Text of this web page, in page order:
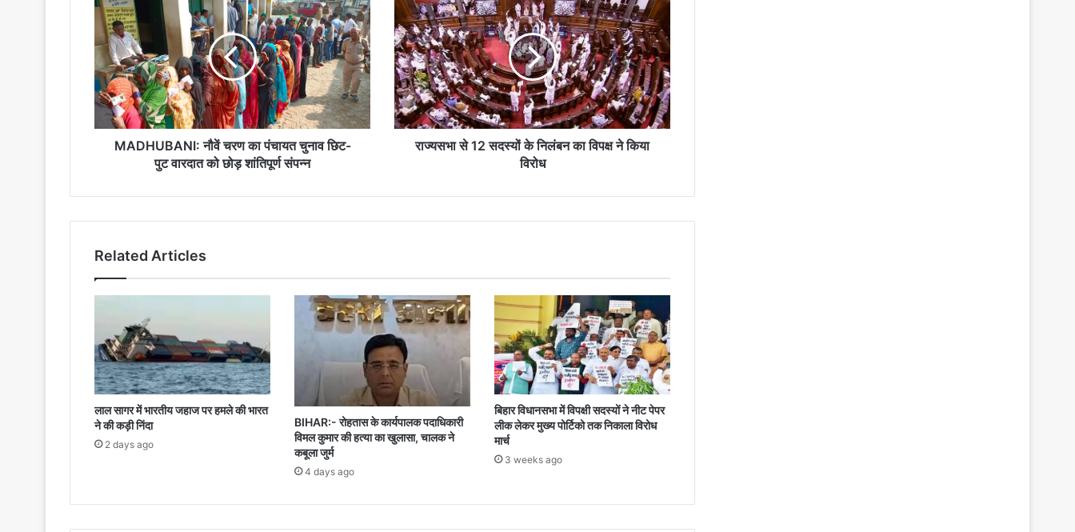
नौवें
चरण
का
पंचायत
चुनाव
छिट-
पुट
वारदात
संपन्न
MADHUBANI: नौवें चरण का पंचायत चुनाव छिट-
पुट वारदात को छोड़ शांतिपूर्ण संपन्न
से
12
सदस्यों
के
निलंबन
का
विपक्ष
ने
राज्यसभा से 12 सदस्यों के निलंबन का विपक्ष ने किया
विरोध
Related Articles
लाल सागर में भारतीय जहाज पर हमले की भारत
ने की कड़ी निंदा
2 days ago
BIHAR:- रोहतास के कार्यपालक पदाधिकारी
विमल कुमार की हत्या का खुलासा, चालक ने
कबूला जुर्म
4 days ago
बिहार विधानसभा में विपक्षी सदस्यों ने नीट पेपर
लीक लेकर मुख्य पोर्टिको तक निकाला विरोध
मार्च
3 weeks ago